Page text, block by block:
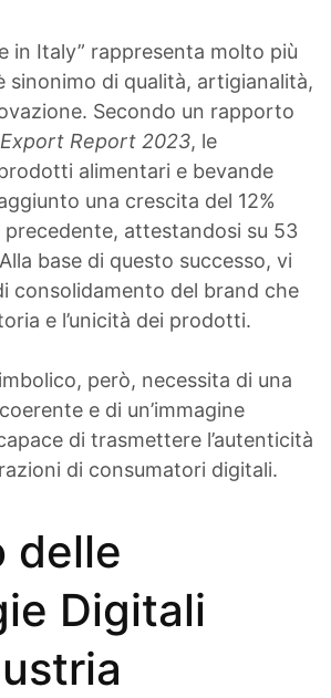
in Italy” rappresenta molto più
sinonimo di qualità, artigianalità,
Secondo un rapporto
Report 2023, le
alimentari e bevande
una crescita del 12%
precedente, attestandosi su 53
base di questo successo, vi
consolidamento del brand che
e l’unicità dei prodotti.
però, necessita di una
e di un’immagine
di trasmettere l’autenticità
di consumatori digitali.
delle
Digitali